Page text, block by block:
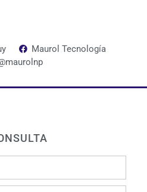
Maurol Tecnología